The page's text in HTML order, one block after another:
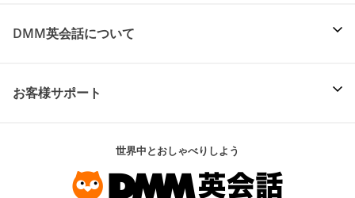
DMM英会話について
お客様サポート
世界中とおしゃべりしよう